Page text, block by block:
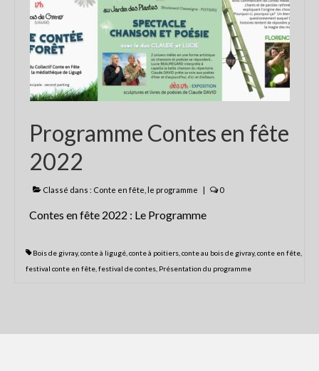
Les balades contées
contactez Abracadaconte
Conte en fête
Progamme
Programme du festival off 2021
La presse parle du Festival
Nouvelle République 8 juillet 2018
La Nouvelle République du 4 juillet
La Nouvelle République du 4 juillet
Centre Presse du 5 juillet 2018
Programme Contes en fête
2022
Classé dans : Conte en fête le programme | 0
Contes en fête 2022 : Le Programme
Bois de givray, conte à ligugé conte à poitiers conte au bois de givray, conte en fête
festival conte en fête festival de contes Présentation du programme